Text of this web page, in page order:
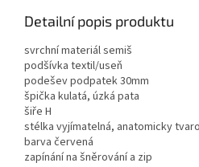
Detailní popis produktu
svrchní materiál semiš
podšívka textil/useň
podešev podpatek 30mm
špička kulatá, úzká pata
šiře H
stélka vyjímatelná, anatomicky
barva červená
zapínání na šněrování a zip